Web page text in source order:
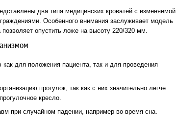
два типа медицинских кроватей с изменяемой
Особенного внимания заслуживает модель
опустить ложе на высоту 220/320 мм.
для положения пациента, так и для проведения
прогулок, так как с них значительно легче
кресло.
при случайном падении, например во время сна.